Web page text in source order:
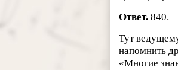
Ответ. 840.
Тут
напомнить
«Многие